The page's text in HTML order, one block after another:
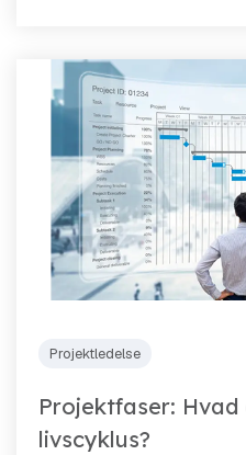
Projektledelse
Projektfaser:
livscyklus?